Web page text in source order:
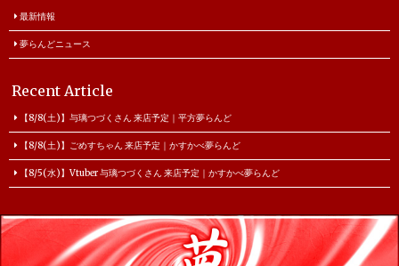
最新情報
夢らんどニュース
Recent Article
【8/8(土)】与璃つづくさん 来店予定｜平方夢らんど
【8/8(土)】ごめすちゃん 来店予定｜かすかべ夢らんど
【8/5(水)】Vtuber 与璃つづくさん 来店予定｜かすかべ夢らんど